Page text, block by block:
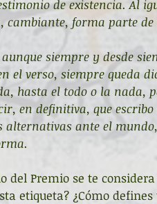
de existencia. Al
cambiante, forma parte
siempre y desde
el verso, siempre queda
hasta el todo o la nada,
en definitiva, que
alternativas ante el
del Premio se te
etiqueta? ¿Cómo defines